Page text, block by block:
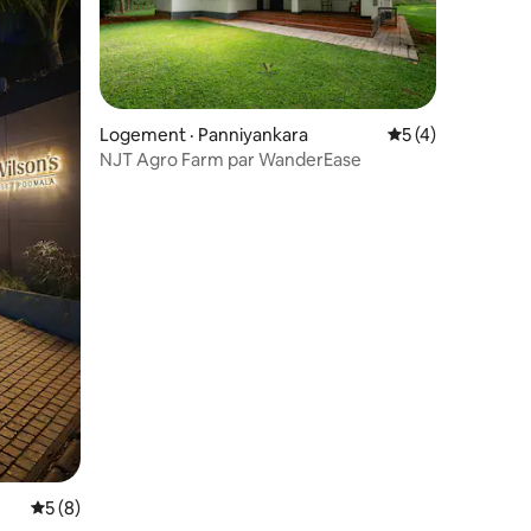
Note moyenne de 5 sur 5, 8 commentaires
5 (8)
Logement · Panniyankara Note moyenne
5 (4)
NJT Agro Farm par WanderEase